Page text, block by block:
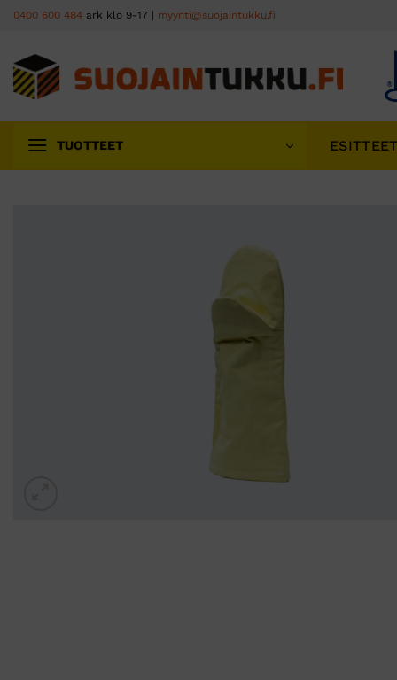
Skip
content
0400 600 484 ark klo 9-17 | myynti@suojaintukku.fi
TUOTTEET ESITTEET